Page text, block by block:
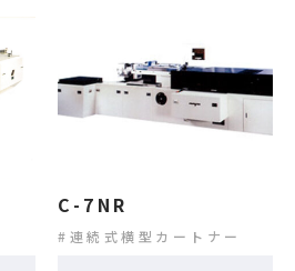
C-7NR
連続式横型カートナー